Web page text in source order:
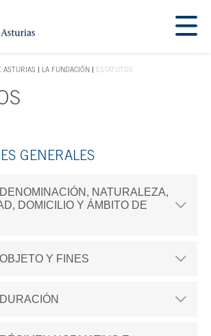
al contenido principal
ASTURIAS LA FUNDACIÓN ESTATUTOS
GENERALES
NATURALEZA,
DOMICILIO Y ÁMBITO DE
Y FINES